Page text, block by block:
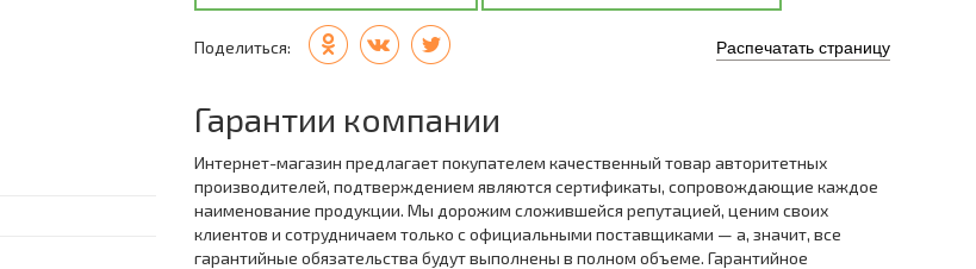
Поделиться: Распечатать страницу
Гарантии компании
Интернет-магазин предлагает покупателем качественный товар авторитетных
производителей, подтверждением являются сертификаты, сопровождающие каждое
наименование продукции. Мы дорожим сложившейся репутацией, ценим своих
клиентов и сотрудничаем только с официальными поставщиками — а, значит, все
гарантийные обязательства будут выполнены в полном объеме. Гарантийное